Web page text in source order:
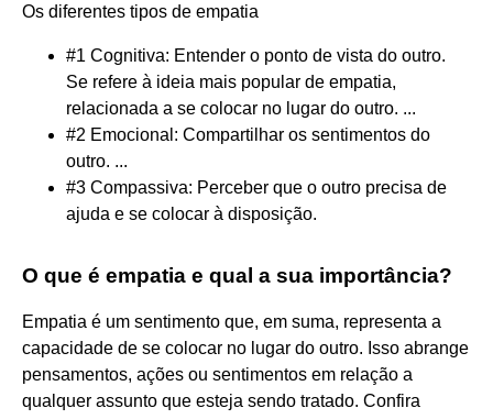
Os diferentes tipos de empatia
#1 Cognitiva: Entender o ponto de vista do outro.
Se refere à ideia mais popular de empatia,
relacionada a se colocar no lugar do outro. ...
#2 Emocional: Compartilhar os sentimentos do
outro. ...
#3 Compassiva: Perceber que o outro precisa de
ajuda e se colocar à disposição.
O que é empatia e qual a sua importância?
Empatia é um sentimento que, em suma, representa a
capacidade de se colocar no lugar do outro. Isso abrange
pensamentos, ações ou sentimentos em relação a
qualquer assunto que esteja sendo tratado. Confira